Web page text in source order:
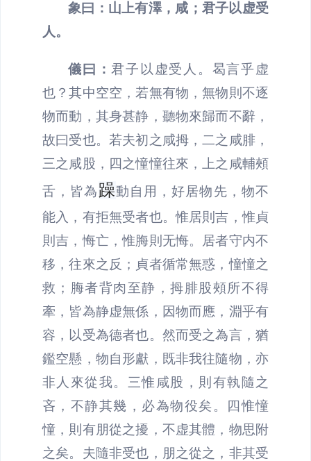
象曰： 山上有澤，咸；君子以虚受
人。
儀曰：君子以虚受人。曷言乎虚
也？其中空空，若無有物，無物則不逐
物而動，其身甚静，聽物來歸而不辭，
故曰受也。若夫初之咸拇，二之咸腓，
三之咸股，四之憧憧往來，上之咸輔頰
舌，皆為躁動自用，好居物先，物不
能入，有拒無受者也。惟居則吉，惟貞
則吉，悔亡，惟脢則无悔。居者守内不
移，往來之反；貞者循常無惑，憧憧之
救；脢者背肉至静，拇腓股頰所不得
牽，皆為静虚無係，因物而應，淵乎有
容，以受為德者也。然而受之為言，猶
鑑空懸，物自形獻，既非我往隨物，亦
非人來從我。三惟咸股，則有執隨之
吝，不静其幾，必為物役矣。四惟憧
憧，則有朋從之擾，不虚其體，物思附
之矣。夫隨非受也，朋之從之，非其受